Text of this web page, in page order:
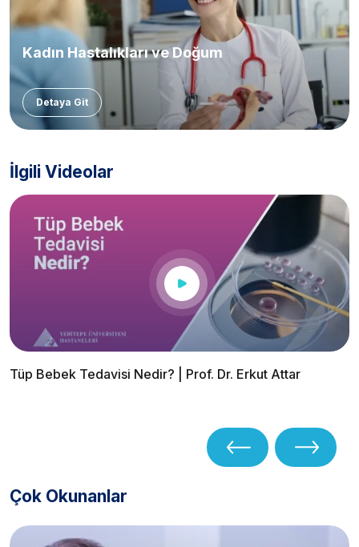
Kadın Hastalıkları ve Doğum
Detaya Git
İlgili Videolar
Tüp Bebek Tedavisi Nedir? | Prof. Dr. Erkut Attar
Çok Okunanlar